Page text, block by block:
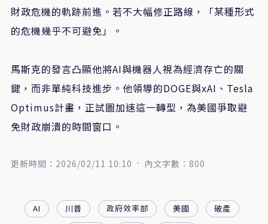
財政危機的軌跡前進。若不大幅修正路線，「某種形式
的危機幾乎不可避免」。
馬斯克的發言凸顯他將AI與機器人視為經濟存亡的關
鍵，而非單純科技進步。他領導的DOGE與xAI、Tesla
Optimus計畫，正試圖加速這一轉型，為美國爭取避
免財政崩潰的時間窗口。
更新時間：2026/02/11 10:10 內文字數：800
AI 川普 政府效率部 美國
破產